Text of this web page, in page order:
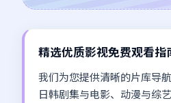
精选优质影视免费观看指
我们为您提供清晰的片库导
日韩剧集与电影、动漫与综